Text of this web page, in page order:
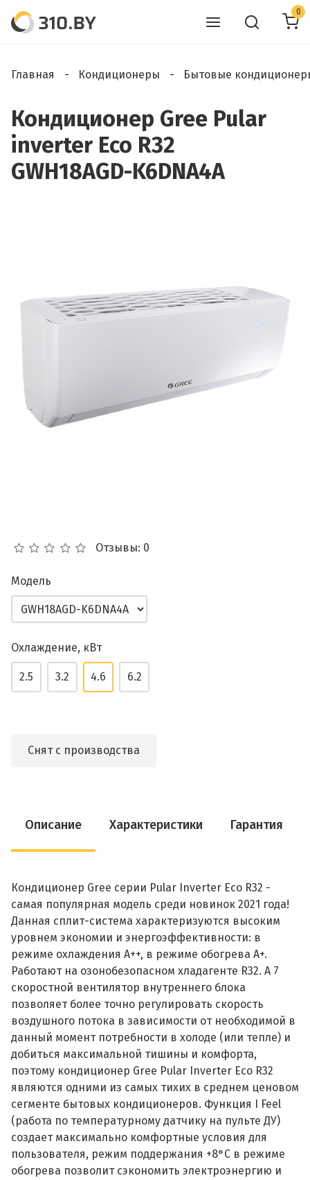
0
Главная Кондиционеры Бытовые
Кондиционер Gree Pular
inverter Eco R32
GWH18AGD-K6DNA4A
Отзывы: 0
Модель
Охлаждение, кВт
2.5 3.2 4.6 6.2
Снят с производства
Описание Характеристики Гарантия
Кондиционер Gree серии Pular Inverter Eco R32 -
самая популярная модель среди новинок 2021 года!
Данная сплит-система характеризуются высоким
уровнем экономии и энергоэффективности: в
режиме охлаждения А++, в режиме обогрева А+.
Работают на озонобезопасном хладагенте R32. А 7
скоростной вентилятор внутреннего блока
позволяет более точно регулировать скорость
воздушного потока в зависимости от необходимой в
данный момент потребности в холоде (или тепле) и
добиться максимальной тишины и комфорта,
поэтому кондиционер Gree Pular Inverter Eco R32
являются одними из самых тихих в среднем ценовом
сегменте бытовых кондиционеров. Функция I Feel
(работа по температурному датчику на пульте ДУ)
создает максимально комфортные условия для
пользователя, режим поддержания +8°С в режиме
обогрева позволит сэкономить электроэнергию и